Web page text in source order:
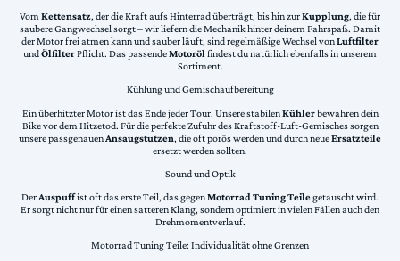
VomKettensatz, der die Kraft aufs Hinterrad überträgt, bis hin zurKupplung, die für
saubere Gangwechsel sorgt – wir liefern die Mechanik hinter deinem Fahrspaß. Damit
der Motor frei atmen kann und sauber läuft, sind regelmäßige Wechsel vonLuftfilter
undÖlfilterPflicht. Das passendeMotorölfindest du natürlich ebenfalls in unserem
Sortiment.
Kühlung und Gemischaufbereitung
Ein überhitzter Motor ist das Ende jeder Tour. Unsere stabilenKühlerbewahren dein
Bike vor dem Hitzetod. Für die perfekte Zufuhr des Kraftstoff-Luft-Gemisches sorgen
unsere passgenauenAnsaugstutzen, die oft porös werden und durch neueErsatzteile
ersetzt werden sollten.
Sound und Optik
DerAuspuffist oft das erste Teil, das gegenMotorrad Tuning Teilegetauscht wird.
Er sorgt nicht nur für einen satteren Klang, sondern optimiert in vielen Fällen auch den
Drehmomentverlauf.
Motorrad Tuning Teile: Individualität ohne Grenzen